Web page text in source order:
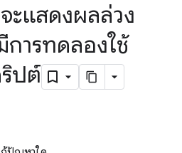
ะแสดงผลล่วง
การทดลองใช้
ปต์